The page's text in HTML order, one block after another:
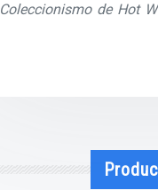
Coleccionismo de Hot